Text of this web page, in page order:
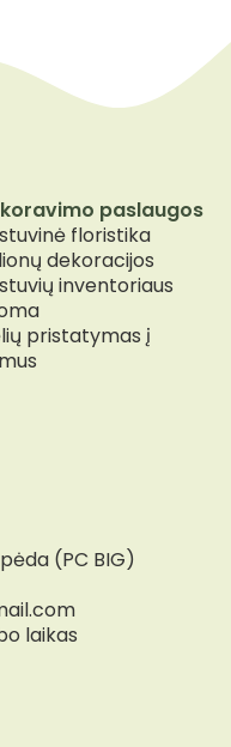
(PC BIG)
laikas
paslaugos
floristika
dekoracijos
inventoriaus
pristatymas į